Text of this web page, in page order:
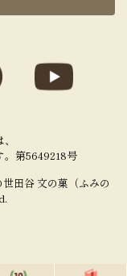
。第5649218号
田谷 文の菓（ふみの